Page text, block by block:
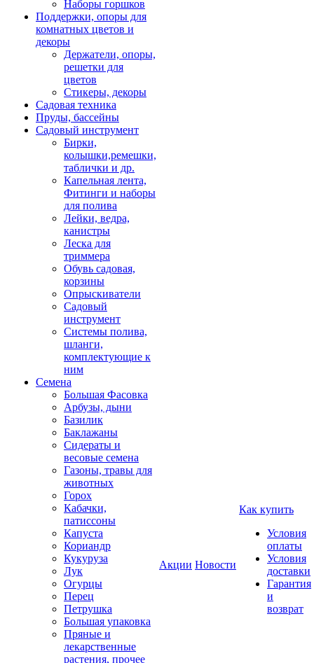
Наборы горшков
Поддержки, опоры для
комнатных цветов и
декоры
Держатели, опоры,
решетки для
цветов
Стикеры, декоры
Садовая техника
Пруды, бассейны
Садовый инструмент
Бирки,
колышки,ремешки,
таблички и др.
Капельная лента,
Фитинги и наборы
для полива
Лейки, ведра,
канистры
Леска для
триммера
Обувь садовая,
корзины
Опрыскиватели
Садовый
инструмент
Системы полива,
шланги,
комплектующие к
ним
Семена
Большая Фасовка
Арбузы, дыни
Базилик
Баклажаны
Сидераты и
весовые семена
Газоны, травы для
животных
Горох
Кабачки,
патиссоны
Капуста
Кориандр
Кукуруза
Лук
Огурцы
Перец
Петрушка
Большая упаковка
Пряные и
лекарственные
растения, прочее
Акции Новости
Как купить
Условия
оплаты
Условия
доставки
Гарантия
и
возврат